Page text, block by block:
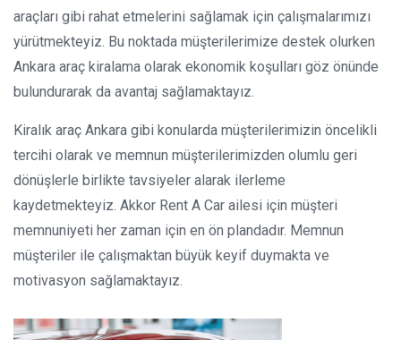
araçları gibi rahat etmelerini sağlamak için çalışmalarımızı
yürütmekteyiz. Bu noktada müşterilerimize destek olurken
Ankara araç kiralama olarak ekonomik koşulları göz önünde
bulundurarak da avantaj sağlamaktayız.
Kiralık araç Ankara gibi konularda müşterilerimizin öncelikli
tercihi olarak ve memnun müşterilerimizden olumlu geri
dönüşlerle birlikte tavsiyeler alarak ilerleme
kaydetmekteyiz. Akkor Rent A Car ailesi için müşteri
memnuniyeti her zaman için en ön plandadır. Memnun
müşteriler ile çalışmaktan büyük keyif duymakta ve
motivasyon sağlamaktayız.